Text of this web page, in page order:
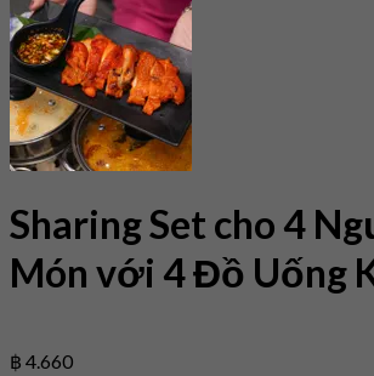
Sharing Set cho 4
Món với 4 Đồ Uống
฿ 4.660